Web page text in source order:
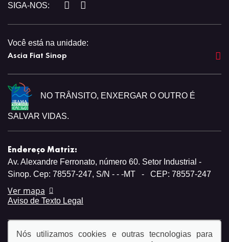
SIGA-NOS:
Você está na unidade:
Ascia Fiat Sinop
NO TRÂNSITO, ENXERGAR O OUTRO É
SALVAR VIDAS.
Endereço Matriz:
Av. Alexandre Ferronato, número 60. Setor Industrial -
Sinop. Cep: 78557-247, S/N - - -MT
- CEP: 78557-247
Ver mapa
Aviso de Texto Legal
Nós utilizamos cookies e outras tecnologias para